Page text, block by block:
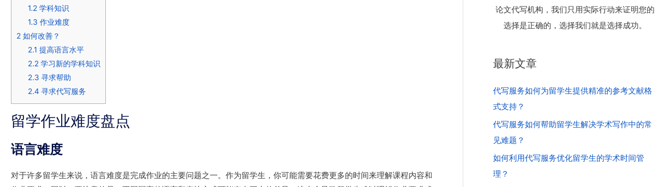
1.2 学科知识
1.3 作业难度
2 如何改善？
2.1 提高语言水平
2.2 学习新的学科知识
2.3 寻求帮助
2.4 寻求代写服务
留学作业难度盘点
语言难度
对于许多留学生来说，语言难度是完成作业的主要问题之一。作为留学生，你可能需要花费更多的时间来理解课程内容和
论文代写机构，我们只用实际行动来证明您的
选择是正确的，选择我们就是选择成功。
最新文章
代写服务如何为留学生提供精准的参考文献格
式支持？
代写服务如何帮助留学生解决学术写作中的常
见难题？
如何利用代写服务优化留学生的学术时间管
理？